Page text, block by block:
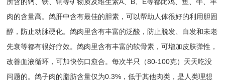
肉的含量高。鸽肝中含有最佳的胆素，可以帮助人体很好的利用胆固
醇，防止动脉硬化。鸽肉里含有丰富的泛酸，防止脱发、白发和未老
先衰等都有很好疗效。鸽肉里含有丰富的软骨素，可增加皮肤弹性，
改善血液循环，可加快伤口愈合。每次半只（80-100克）天天吃没
问题的。鸽子肉的脂肪含量仅为0.3%，低于其他肉类，是人类理想